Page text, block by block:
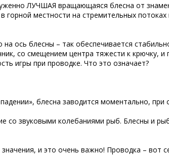
ЛУЧШАЯ вращающаяся блесна от
местности на стремительных
ось блесны – так обеспечивается
со смещением центра тяжести к крючку,
игры при проводке. Что это означает?
блесна заводится моментально,
со звуковыми колебаниями рыб. Блесны и
и это очень важно! Проводка – вот